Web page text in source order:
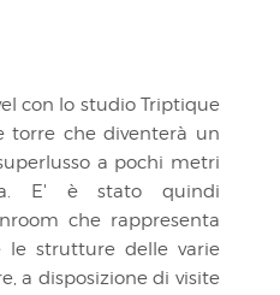
con lo studio Triptique
torre che diventerà un
a pochi metri
E' è stato quindi
che rappresenta
le strutture delle varie
a disposizione di visite